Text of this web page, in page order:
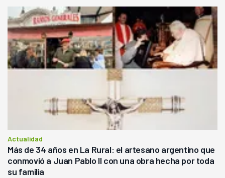
Actualidad
Más de 34 años en La Rural: el artesano argentino que
conmovió a Juan Pablo II con una obra hecha por toda
su familia